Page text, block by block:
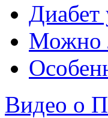
Диабет
Можно
Видео о